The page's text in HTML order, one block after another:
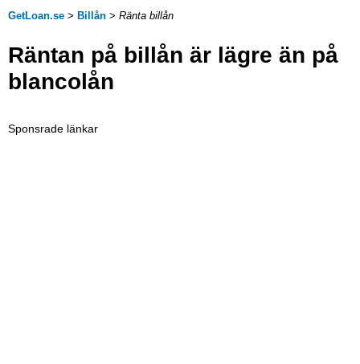
GetLoan.se > Billån > Ränta billån
Räntan på billån är lägre än på
blancolån
Sponsrade länkar